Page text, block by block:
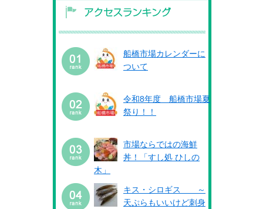
船橋市場カレンダーに
ついて
令和8年度 船橋市場夏
祭り！！
市場ならではの海鮮
丼！「すし処 ひしの
木」
キス・シロギス ～
天ぷらもいいけど刺身